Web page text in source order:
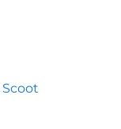
Scoot